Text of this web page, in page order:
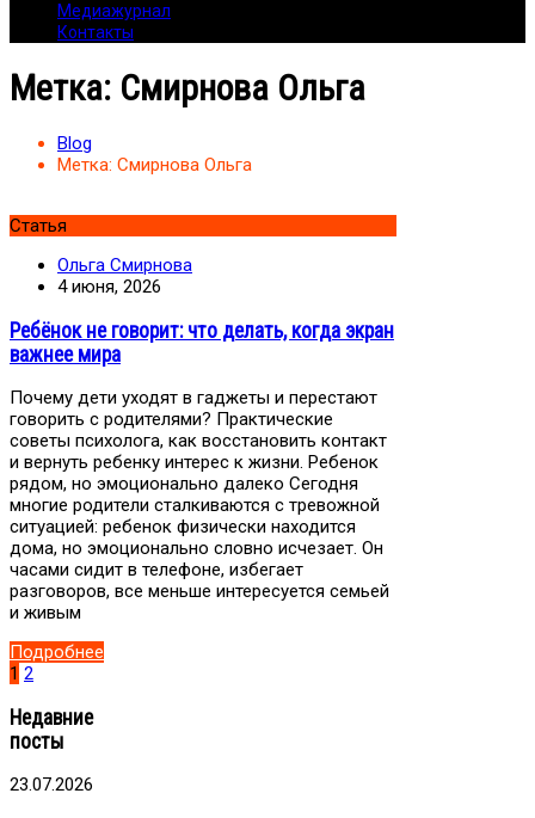
Медиажурнал
Контакты
Метка: Смирнова Ольга
Blog
Метка: Смирнова Ольга
Статья
Ольга Смирнова
4 июня, 2026
Ребёнок не говорит: что делать, когда экран
важнее мира
Почему дети уходят в гаджеты и перестают
говорить с родителями? Практические
советы психолога, как восстановить контакт
и вернуть ребенку интерес к жизни. Ребенок
рядом, но эмоционально далеко Сегодня
многие родители сталкиваются с тревожной
ситуацией: ребенок физически находится
дома, но эмоционально словно исчезает. Он
часами сидит в телефоне, избегает
разговоров, все меньше интересуется семьей
и живым
Подробнее
1 2
Недавние
посты
23.07.2026